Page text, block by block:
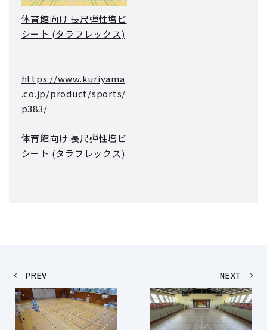
体育館向け 長尺弾性塩ビ
シート (タラフレックス)
https://www.kuriyama
.co.jp/product/sports/
p383/
体育館向け 長尺弾性塩ビ
シート (タラフレックス)
PREV NEXT